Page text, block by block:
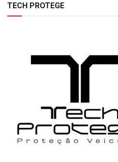
TECH PROTEGE